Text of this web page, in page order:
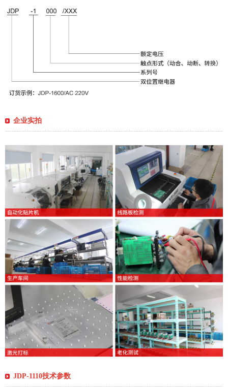
企业实拍
JDP-1110技术参数